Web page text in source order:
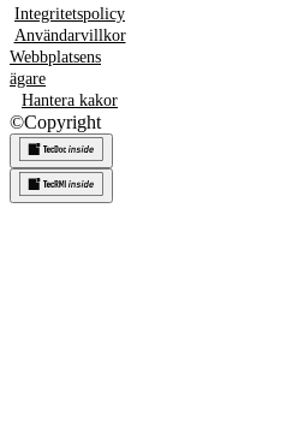
Integritetspolicy
Användarvillkor
Webbplatsens
ägare
Hantera kakor
©Copyright